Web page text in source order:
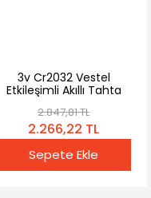
3v Cr2032 Vestel
Etkileşimli Akıllı Tahta
(10'LU)
2.847,81 TL
2.266,22 TL
Sepete Ekle